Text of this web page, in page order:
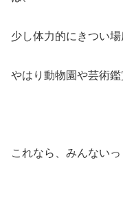
少し体力的にきつい場
やはり動物園や芸術鑑
これなら、みんない